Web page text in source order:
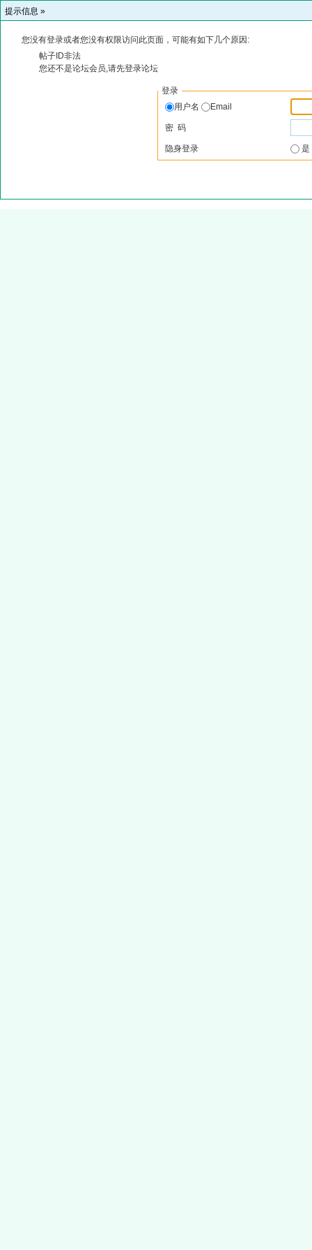
提示信息 »
您没有登录或者您没有权限访问此页面，可能有如下几个原因:
帖子ID非法
您还不是论坛会员,请先登录论坛
登录
用户名
Email
密 码
隐身登录